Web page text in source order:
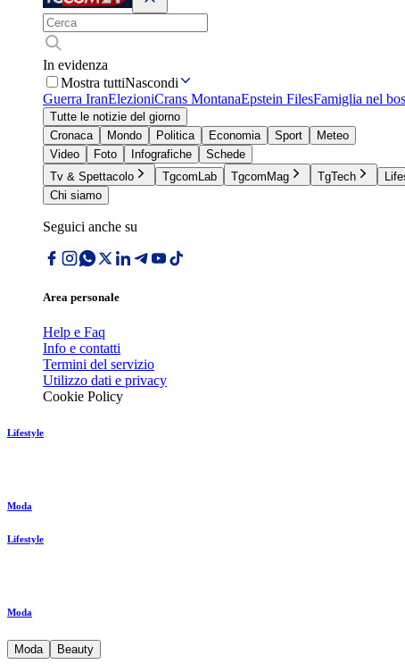
In evidenza
Mostra tuttiNascondi
Guerra IranElezioniCrans MontanaEpstein FilesFamiglia nel
Tutte le notizie del giorno
Cronaca
Mondo Politica Economia Sport
Meteo
Video
Foto Infografiche
Schede
Tv & Spettacolo
TgcomLab TgcomMag TgTech
Chi siamo
Seguici anche su
Area personale
Help e Faq
Info e contatti
Termini del servizio
Utilizzo dati e privacy
Cookie Policy
Lifestyle
Moda
Lifestyle
Moda
Moda Beauty